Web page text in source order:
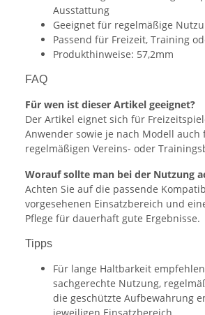
Ausstattung
Geeignet für regelmäßige
Passend für Freizeit, Training
Produkthinweise: 57,2mm
FAQ
Für wen ist dieser Artikel geeignet?
Der Artikel eignet sich für
Anwender sowie je nach Modell auch
regelmäßigen Vereins- oder
Worauf sollte man bei der Nutzung
Achten Sie auf die passende
vorgesehenen Einsatzbereich und
Pflege für dauerhaft gute Ergebnisse.
Tipps
Für lange Haltbarkeit
sachgerechte Nutzung,
die geschützte Aufbewahrung